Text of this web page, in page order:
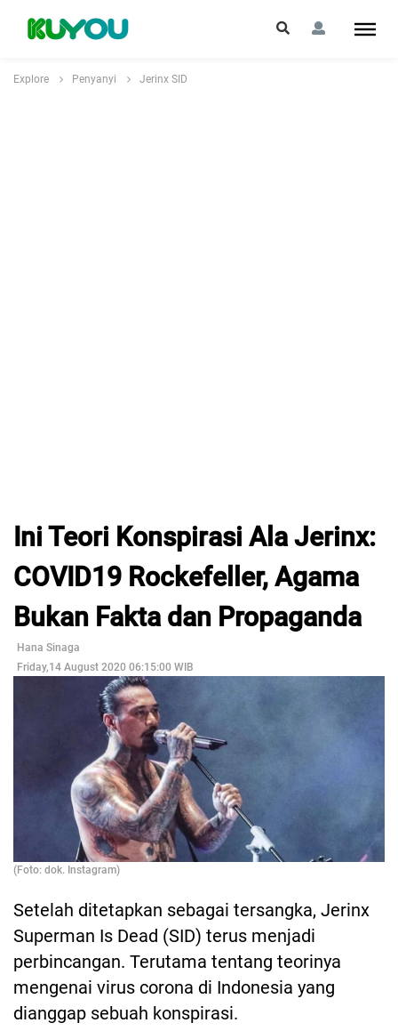
Explore Penyanyi Jerinx SID
Ini Teori Konspirasi Ala Jerinx:
COVID19 Rockefeller, Agama
Bukan Fakta dan Propaganda
Hana Sinaga
Friday,14 August 2020 06:15:00 WIB
(Foto: dok. Instagram)
Setelah ditetapkan sebagai tersangka, Jerinx
Superman Is Dead (SID) terus menjadi
perbincangan. Terutama tentang teorinya
mengenai virus corona di Indonesia yang
dianggap sebuah konspirasi.